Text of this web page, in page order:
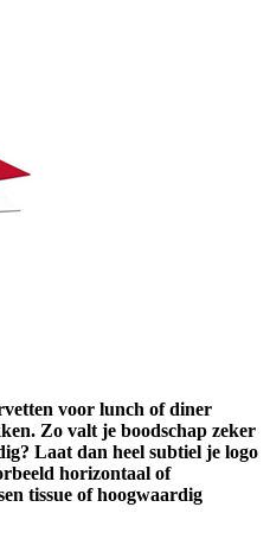
voor lunch of diner
Zo valt je boodschap zeker
Laat dan heel subtiel je logo
horizontaal of
tissue of hoogwaardig